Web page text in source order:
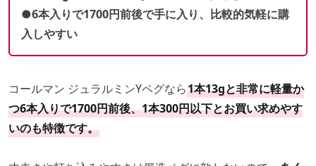
●6本入りで1700円前後で手に入り、比較的気軽に購
入しやすい
コールマン ジュラルミンYペグなら1本13gと非常に軽量か
つ6本入りで1700円前後、1本300円以下とお買い求めやす
いのも特徴です。